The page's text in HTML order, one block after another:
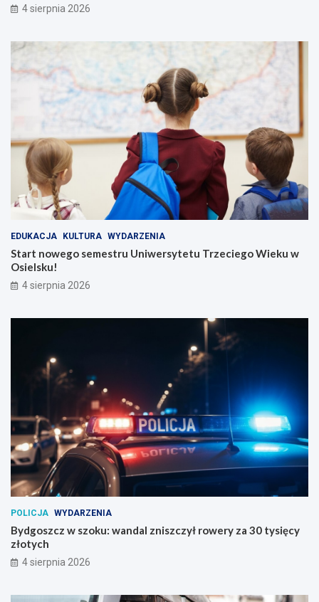
4 sierpnia 2026
EDUKACJA KULTURA WYDARZENIA
Start nowego semestru Uniwersytetu Trzeciego Wieku w
Osielsku!
4 sierpnia 2026
POLICJA WYDARZENIA
Bydgoszcz w szoku: wandal zniszczył rowery za 30 tysięcy
złotych
4 sierpnia 2026